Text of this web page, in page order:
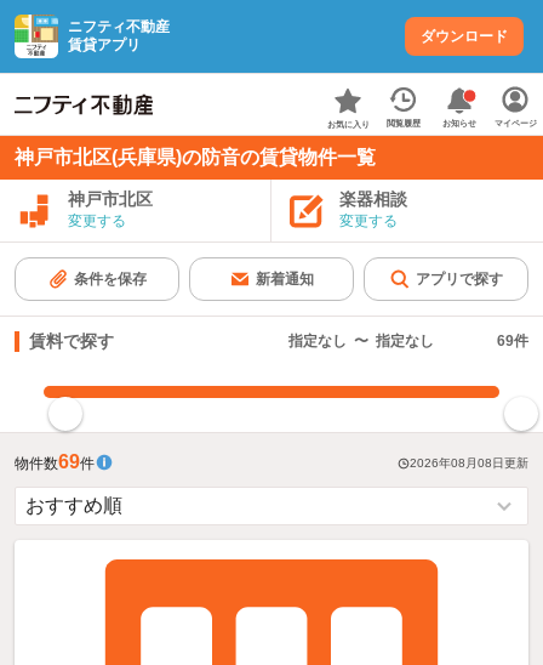
ニフティ不動産
賃貸アプリ
ダウンロード
お気に入り 閲覧履歴 お知らせ マイページ
神戸市北区(兵庫県)の防音の賃貸物件一覧
神戸市北区
変更する
楽器相談
変更する
条件を保存 新着通知 アプリで探す
賃料で探す 指定なし 〜 指定なし 69件
物件数69件 2026年08月08日更新